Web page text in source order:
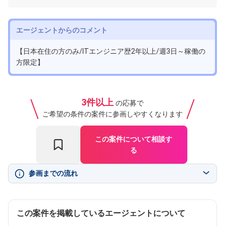
エージェントからのコメント
【日本在住の方のみ/ITエンジニア歴2年以上/週3日～稼働の
方限定】
3件以上 の応募で
ご希望の条件の案件に参画しやすくなります
この案件について相談す
る
参画までの流れ
この案件を掲載しているエージェントについて